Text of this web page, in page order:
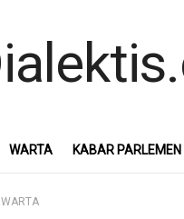
WARTA KABAR PARLEMEN
WARTA